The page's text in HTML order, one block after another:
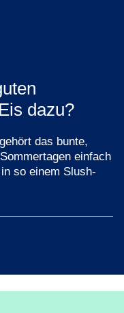
dazu?
das bunte,
einfach
so einem Slush-